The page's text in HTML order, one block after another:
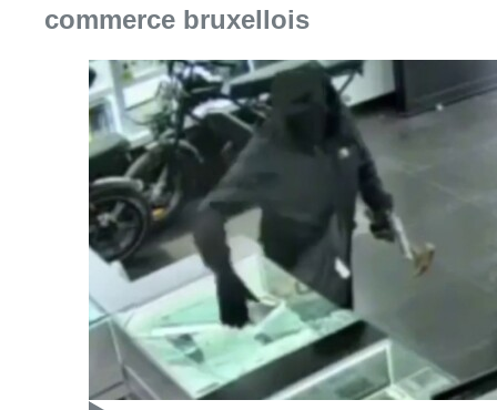
commerce bruxellois